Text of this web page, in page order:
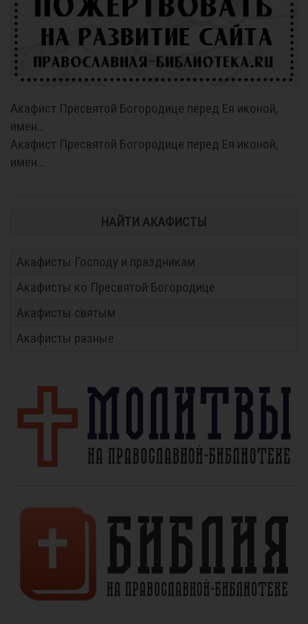
Акафист Пресвятой Богородице перед Ея иконой,
имен...
Акафист Пресвятой Богородице перед Ея иконой,
имен...
НАЙТИ АКАФИСТЫ
Акафисты Господу и праздникам
Акафисты ко Пресвятой Богородице
Акафисты святым
Акафисты разные